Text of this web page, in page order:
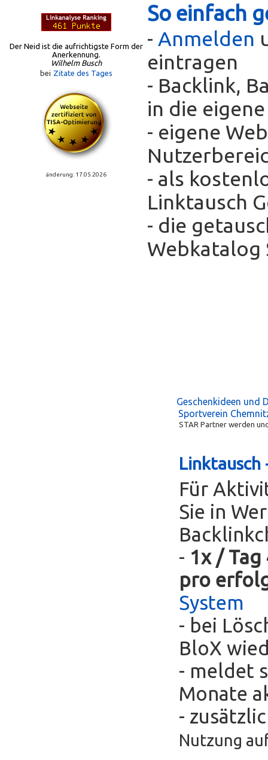
Der Neid ist die aufrichtigste Form der
Anerkennung.
Wilhelm Busch
bei Zitate des Tages
änderung: 17.05.2026
So einfach
- Anmelden
eintragen
- Backlink,
in die
- eigene
- als
Linktausch
- die
Webkatalog
Geschenkideen und
Sportverein
STAR Partner werden
Linktausch
Für
Sie in
- 1x /
pro
System
- bei
BloX
- meldet
Monate
-
Nutzung